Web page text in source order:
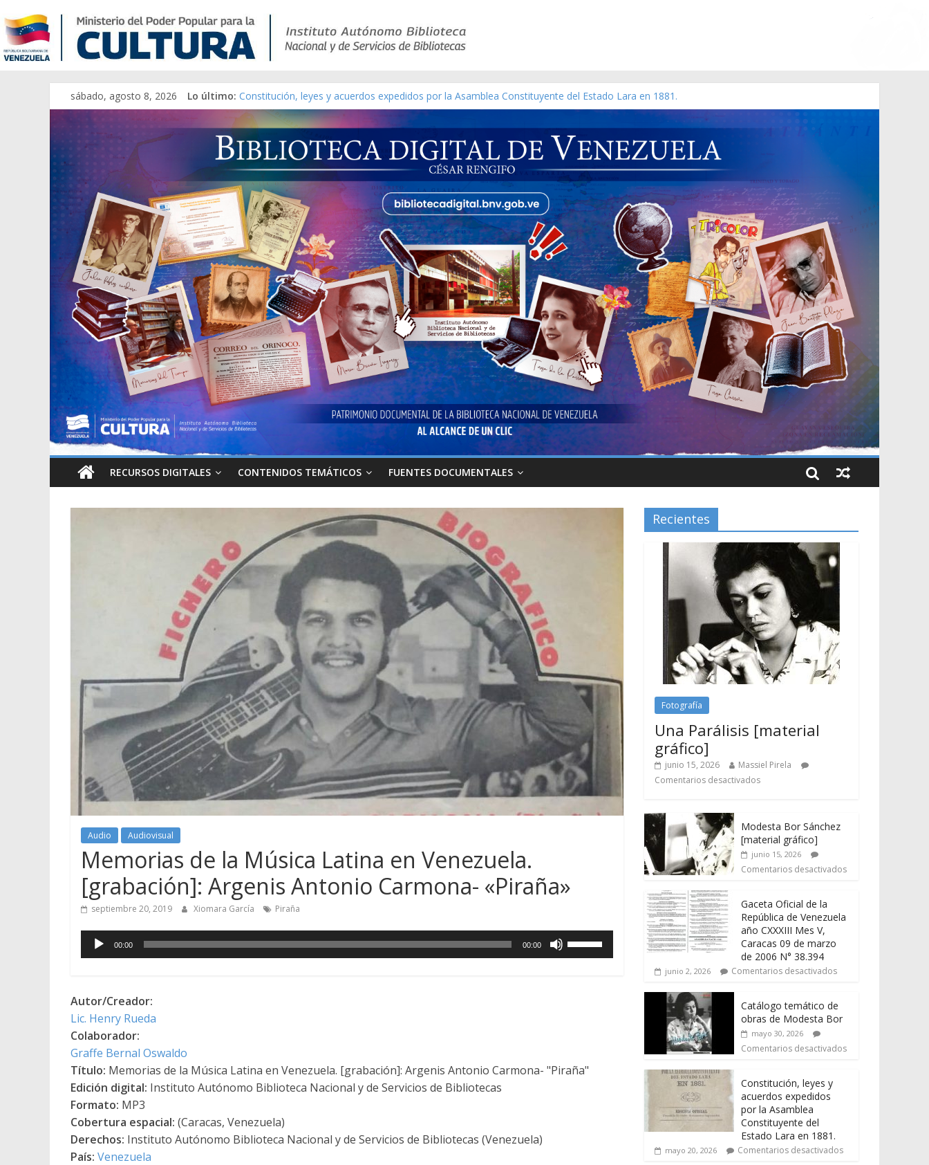
sábado, agosto 8, 2026 Lo último: Constitución, leyes y acuerdos expedidos por la Asamblea Constituyente del Estado Lara en 1881.
Una Parálisis [material gráfico]
Modesta Bor Sánchez [material gráfico]
Gaceta Oficial de la República de Venezuela año CXXXIII Mes V, Caracas 09 de marzo de 2006 N° 38.394
Catálogo temático de obras de Modesta Bor
RECURSOS DIGITALES CONTENIDOS TEMÁTICOS FUENTES DOCUMENTALES
Audio Audiovisual
Memorias de la Música Latina en Venezuela.
[grabación]: Argenis Antonio Carmona- «Piraña»
septiembre 20, 2019 Xiomara García Piraña
Reproductor
de
00:00 00:00
las
o
Autor/Creador:
Lic. Henry Rueda
Colaborador:
Graffe Bernal Oswaldo
Título: Memorias de la Música Latina en Venezuela. [grabación]: Argenis Antonio Carmona- "Piraña"
Edición digital: Instituto Autónomo Biblioteca Nacional y de Servicios de Bibliotecas
Formato: MP3
Cobertura espacial: (Caracas, Venezuela)
Derechos: Instituto Autónomo Biblioteca Nacional y de Servicios de Bibliotecas (Venezuela)
País: Venezuela
Recientes
Fotografía
Una Parálisis [material
gráfico]
junio 15, 2026
Massiel Pirela
Comentarios desactivados
Modesta Bor Sánchez
[material gráfico]
junio 15, 2026
Comentarios desactivados
Gaceta Oficial de la
República de Venezuela
año CXXXIII Mes V,
Caracas 09 de marzo
de 2006 N° 38.394
junio 2, 2026 Comentarios desactivados
Catálogo temático de
obras de Modesta Bor
mayo 30, 2026
Comentarios desactivados
Constitución, leyes y
acuerdos expedidos
por la Asamblea
Constituyente del
Estado Lara en 1881.
mayo 20, 2026 Comentarios desactivados